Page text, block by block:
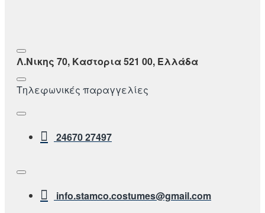
Λ.Νικης 70, Καστορια 521 00, Ελλάδα
Τηλεφωνικές παραγγελίες
24670 27497
info.stamco.costumes@gmail.com